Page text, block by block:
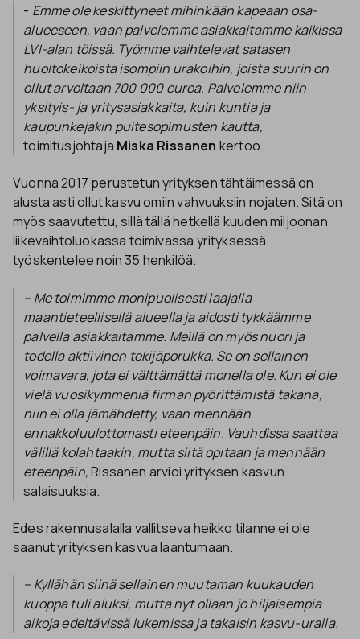
- Emme ole keskittyneet mihinkään kapeaan osa-
alueeseen, vaan palvelemme asiakkaitamme kaikissa
LVI-alan töissä. Työmme vaihtelevat satasen
huoltokeikoista isompiin urakoihin, joista suurin on
ollut arvoltaan 700 000 euroa. Palvelemme niin
yksityis- ja yritysasiakkaita, kuin kuntia ja
kaupunkejakin puitesopimusten kautta,
toimitusjohtaja Miska Rissanen kertoo.
Vuonna 2017 perustetun yrityksen tähtäimessä on
alusta asti ollut kasvu omiin vahvuuksiin nojaten. Sitä on
myös saavutettu, sillä tällä hetkellä kuuden miljoonan
liikevaihtoluokassa toimivassa yrityksessä
työskentelee noin 35 henkilöä.
– Me toimimme monipuolisesti laajalla
maantieteellisellä alueella ja aidosti tykkäämme
palvella asiakkaitamme. Meillä on myös nuori ja
todella aktiivinen tekijäporukka. Se on sellainen
voimavara, jota ei välttämättä monella ole. Kun ei ole
vielä vuosikymmeniä firman pyörittämistä takana,
niin ei olla jämähdetty, vaan mennään
ennakkoluulottomasti eteenpäin. Vauhdissa saattaa
välillä kolahtaakin, mutta siitä opitaan ja mennään
eteenpäin,Rissanen arvioi yrityksen kasvun
salaisuuksia.
Edes rakennusalalla vallitseva heikko tilanne ei ole
saanut yrityksen kasvua laantumaan.
– Kyllähän siinä sellainen muutaman kuukauden
kuoppa tuli aluksi, mutta nyt ollaan jo hiljaisempia
aikoja edeltävissä lukemissa ja takaisin kasvu-uralla.